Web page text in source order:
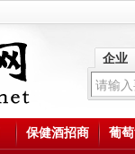
企业
保健酒招商 葡